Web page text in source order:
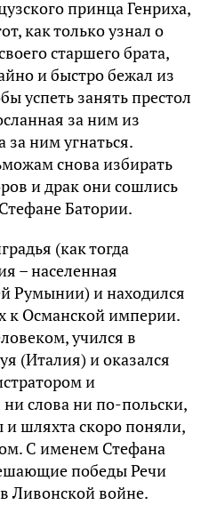
принца Генриха,
как только узнал о
старшего брата,
и быстро бежал из
успеть занять престол
за ним из
за ним угнаться.
снова избирать
и драк они сошлись
Батории.
(как тогда
– населенная
Румынии) и находился
к Османской империи.
учился в
(Италия) и оказался
и
слова ни по-польски,
шляхта скоро поняли,
С именем Стефана
победы Речи
Ливонской войне.